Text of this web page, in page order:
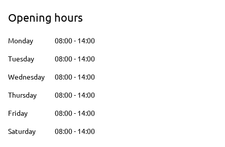
Opening hours
Monday 08:00- 14:00
Tuesday
08:00- 14:00
Wednesday
08:00- 14:00
Thursday
08:00- 14:00
Friday
08:00- 14:00
Saturday
08:00- 14:00